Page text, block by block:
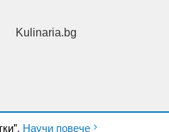
Научи повече
Kulinaria.bg